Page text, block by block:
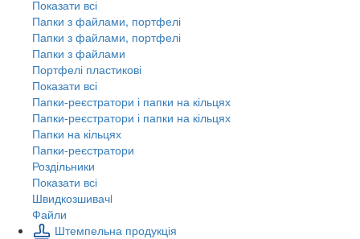
Показати всі
Папки з файлами, портфелі
Папки з файлами, портфелі
Папки з файлами
Портфелі пластикові
Показати всі
Папки-реєстратори і папки на кільцях
Папки-реєстратори і папки на кільцях
Папки на кільцях
Папки-реєстратори
Роздільники
Показати всі
Швидкозшивачi
Файли
Штемпельна продукція